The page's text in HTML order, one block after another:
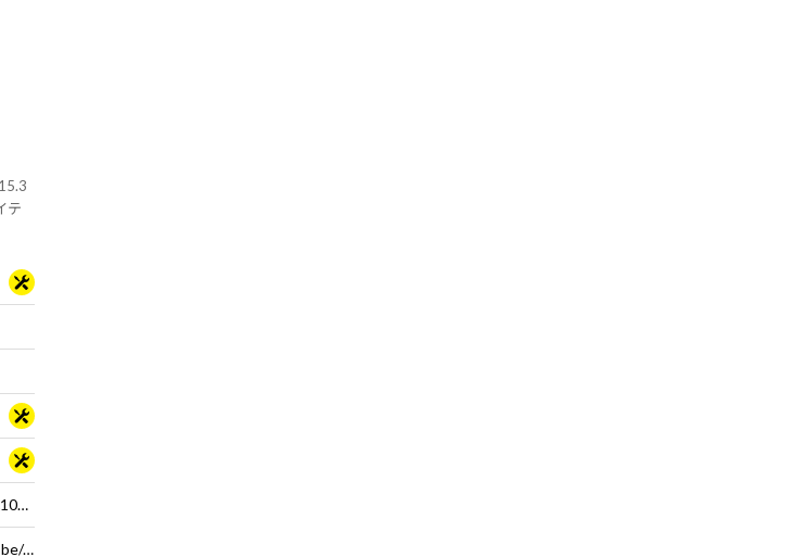
テ
15.3型 液晶パネル (ノングレア / sRGB比100% / 120Hz対応)
Wi-Fi 7 ( 最大2.8Gbps ) 対応 IEEE 802.11 be/ax/ac/a/b/g/n準拠 ＋ Bluetooth 5内蔵